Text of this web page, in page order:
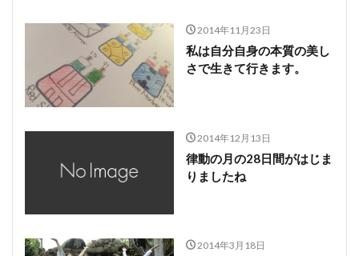
2014年11月23日
私は自分自身の本質の美し
さで生きて行きます。
2014年12月13日
律動の月の28日間がはじま
りましたね
2014年3月18日